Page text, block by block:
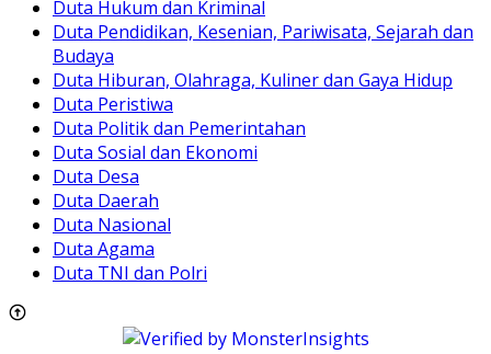
Duta Hukum dan Kriminal
Duta Pendidikan, Kesenian, Pariwisata, Sejarah dan
Budaya
Duta Hiburan, Olahraga, Kuliner dan Gaya Hidup
Duta Peristiwa
Duta Politik dan Pemerintahan
Duta Sosial dan Ekonomi
Duta Desa
Duta Daerah
Duta Nasional
Duta Agama
Duta TNI dan Polri